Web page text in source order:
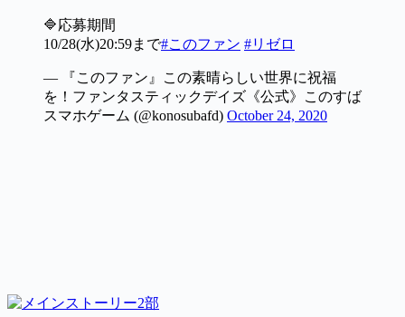
🔷応募期間
10/28(水)20:59まで#このファン #リゼロ
— 『このファン』この素晴らしい世界に祝福
を！ファンタスティックデイズ《公式》このすば
スマホゲーム (@konosubafd) October 24, 2020